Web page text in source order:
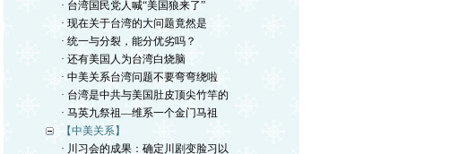
· 台湾国民党人喊“美国狼来了”
· 现在关于台湾的大问题竟然是
· 统一与分裂，能分优劣吗？
· 还有美国人为台湾白烧脑
· 中美关系台湾问题不要弯弯绕啦
· 台湾是中共与美国肚皮顶尖竹竿的
· 马英九祭祖—维系一个金门马祖
【中美关系】
· 川习会的成果：确定川剧变脸习以